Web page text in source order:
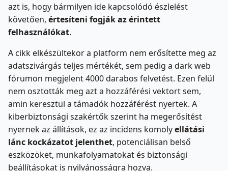
azt is, hogy bármilyen ide kapcsolódó észlelést
követően, értesíteni fogjákazérintett
felhasználókat.
A cikk elkészültekor a platform nem erősítette meg az
adatszivárgás teljes mértékét, sem pedig a dark web
fórumon megjelent 4000 darabos felvetést. Ezen felül
nem osztották meg azt a hozzáférési vektort sem,
amin keresztül a támadók hozzáférést nyertek. A
kiberbiztonsági szakértők szerint ha megerősítést
nyernek az állítások, ez az incidens komolyellátási
lánc kockázatot jelenthet, potenciálisan belső
eszközöket, munkafolyamatokat és biztonsági
beállításokat is nyilvánosságra hozva.